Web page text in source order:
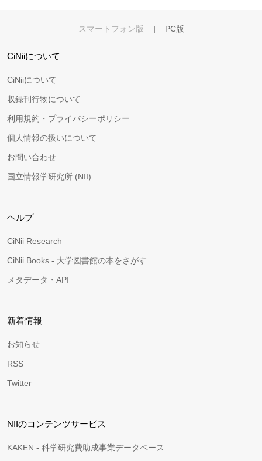
スマートフォン版 | PC版
CiNiiについて
CiNiiについて
収録刊行物について
利用規約・プライバシーポリシー
個人情報の扱いについて
お問い合わせ
国立情報学研究所 (NII)
ヘルプ
CiNii Research
CiNii Books - 大学図書館の本をさがす
メタデータ・API
新着情報
お知らせ
RSS
Twitter
NIIのコンテンツサービス
KAKEN - 科学研究費助成事業データベース